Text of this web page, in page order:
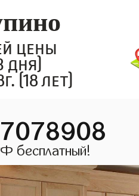
цены
дня)
(18 лет)
бесплатный!